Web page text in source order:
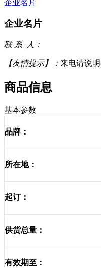
企业名片
企业名片
联 系 人：
【友情提示】： 来电请说
商品信息
基本参数
品牌：
所在地：
起订：
供货总量：
有效期至：